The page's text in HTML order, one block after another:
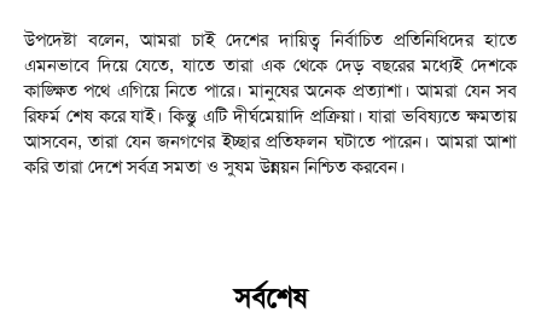
উপদেষ্টা বলেন, আমরা চাই দেশের দায়িত্ব নির্বাচিত প্রতিনিধিদের হাতে
এমনভাবে দিয়ে যেতে, যাতে তারা এক থেকে দেড় বছরের মধ্যেই দেশকে
কাঙ্ক্ষিত পথে এগিয়ে নিতে পারে। মানুষের অনেক প্রত্যাশা। আমরা যেন সব
রিফর্ম শেষ করে যাই। কিন্তু এটি দীর্ঘমেয়াদি প্রক্রিয়া। যারা ভবিষ্যতে ক্ষমতায়
আসবেন, তারা যেন জনগণের ইচ্ছার প্রতিফলন ঘটাতে পারেন। আমরা আশা
করি তারা দেশে সর্বত্র সমতা ও সুষম উন্নয়ন নিশ্চিত করবেন।
সর্বশেষ